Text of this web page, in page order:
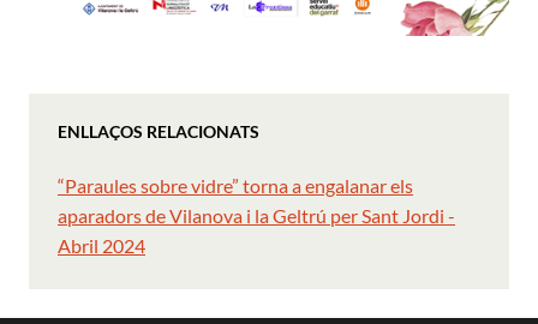
ENLLAÇOS RELACIONATS
“Paraules sobre vidre” torna a engalanar els
aparadors de Vilanova i la Geltrú per Sant Jordi -
Abril 2024